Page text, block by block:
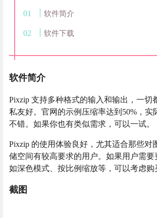
软件简介
软件下载
软件简介
Pixzip 支持多种格式的输入和输出，一切
私友好。官网的示例压缩率达到50%，实
不错。如果你也有类似需求，可以一试。
Pixzip 的使用体验良好，尤其适合那些对
储空间有较高要求的用户。如果用户需要
如深色模式、按比例缩放等，可以考虑购
截图